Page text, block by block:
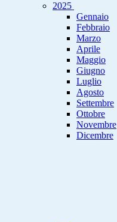
2025
Gennaio
Febbraio
Marzo
Aprile
Maggio
Giugno
Luglio
Agosto
Settembre
Ottobre
Novembre
Dicembre